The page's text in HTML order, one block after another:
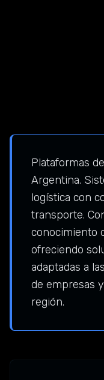
Plataformas
Argentina.
logística con
transporte.
conocimiento
ofreciendo
adaptadas a
de empresas
región.